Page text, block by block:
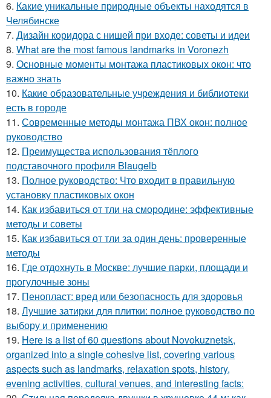
6. Какие уникальные природные объекты находятся в
Челябинске
7. Дизайн коридора с нишей при входе: советы и идеи
8. What are the most famous landmarks in Voronezh
9. Основные моменты монтажа пластиковых окон: что
важно знать
10. Какие образовательные учреждения и библиотеки
есть в городе
11. Современные методы монтажа ПВХ окон: полное
руководство
12. Преимущества использования тёплого
подставочного профиля Blaugelb
13. Полное руководство: Что входит в правильную
установку пластиковых окон
14. Как избавиться от тли на смородине: эффективные
методы и советы
15. Как избавиться от тли за один день: проверенные
методы
16. Где отдохнуть в Москве: лучшие парки, площади и
прогулочные зоны
17. Пенопласт: вред или безопасность для здоровья
18. Лучшие затирки для плитки: полное руководство по
выбору и применению
19. Here is a list of 60 questions about Novokuznetsk,
organized into a single cohesive list, covering various
aspects such as landmarks, relaxation spots, history,
evening activities, cultural venues, and interesting facts: